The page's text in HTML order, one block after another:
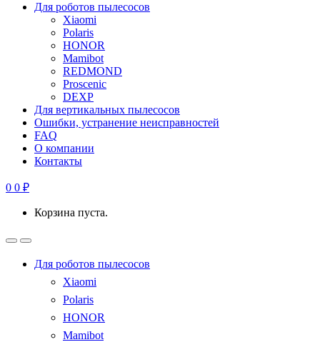
Для роботов пылесосов
Xiaomi
Polaris
HONOR
Mamibot
REDMOND
Proscenic
DEXP
Для вертикальных пылесосов
Ошибки, устранение неисправностей
FAQ
О компании
Контакты
0 0 ₽
Корзина пуста.
Для роботов пылесосов
Xiaomi
Polaris
HONOR
Mamibot